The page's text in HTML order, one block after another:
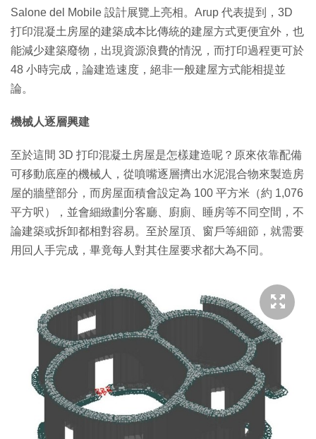
Salone del Mobile 設計展覽上亮相。Arup 代表提到，3D
打印混凝土房屋的建築成本比傳統的建屋方式更便宜外，也
能減少建築廢物，出現資源浪費的情況，而打印過程更可於
48 小時完成，論建造速度，絕非一般建屋方式能相提並
論。
機械人逐層興建
至於這間 3D 打印混凝土房屋是怎樣建造呢？原來依靠配備
可移動底座的機械人，從噴嘴逐層擠出水泥混合物來製造房
屋的牆壁部分，而房屋面積會設定為 100 平方米（約 1,076
平方呎），並會細緻劃分客廳、廚廁、睡房等不同空間，不
論建築或拆卸都相對容易。至於屋頂、窗戶等細節，就需要
用回人手完成，畢竟每人對其住屋要求都大為不同。